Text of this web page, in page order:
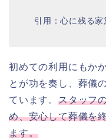
引用：心に残る家
初めての利用にもか
とが功を奏し、葬儀
ています。 スタッフ
め、安心して葬儀を
ます。